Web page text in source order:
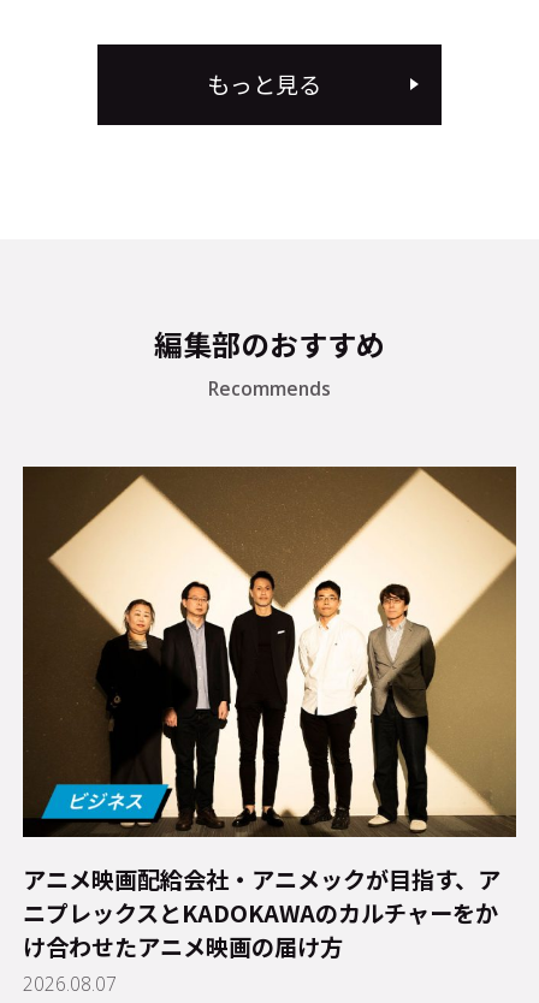
もっと見る
編集部のおすすめ
Recommends
アニメ映画配給会社・アニメックが目指す、ア
ニプレックスとKADOKAWAのカルチャーをか
け合わせたアニメ映画の届け方
2026.08.07